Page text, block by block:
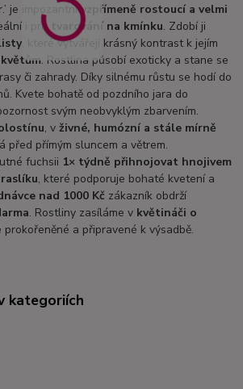
je impozantnívzpřímeně rostoucí a velmi
i pro tvarování na kmínku. Zdobí ji
, které vytvářejí krásný kontrast k jejím
. Rostlina působí exoticky a stane se
či zahrady. Díky silnému růstu se hodí do
Kvete bohatě od pozdního jara do
svým neobvyklým zbarvením.
, vživné, humózní a stále mírně
před přímým sluncem a větrem.
fuchsii 1× týdně přihnojovat hnojivem
, které podporuje bohaté kvetení a
nad 1000 Kč zákazník obdrží
. Rostliny zasíláme v květináči o
prokořeněné a připravené k výsadbě.
kategoriích